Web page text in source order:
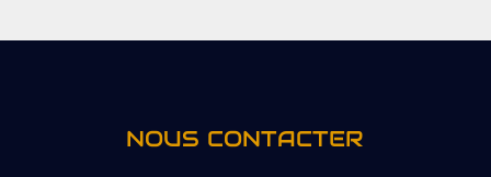
NOUS CONTACTER